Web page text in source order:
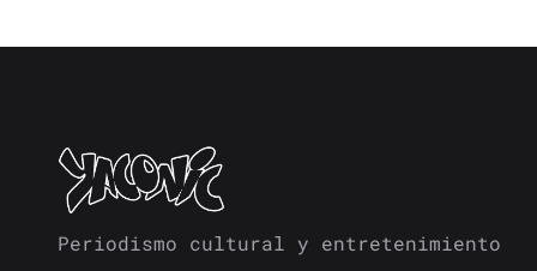
Periodismo cultural y entretenimiento